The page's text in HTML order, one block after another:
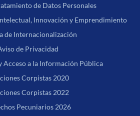
de Datos Personales
Innovación y Emprendimiento
de Internacionalización
de Privacidad
Acceso a la Información Pública
Corpistas 2020
Corpistas 2022
Pecuniarios 2026